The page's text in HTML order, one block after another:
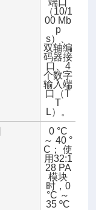
端口
（10/1
00 Mb
p
s）、
双轴编
码器接
口、4
个数字
输入端
口（T
T
L）。
0 °C
～ 40 °
C； 使
用32:1
28 PA
模块
时，0
°C ～
35 ºC